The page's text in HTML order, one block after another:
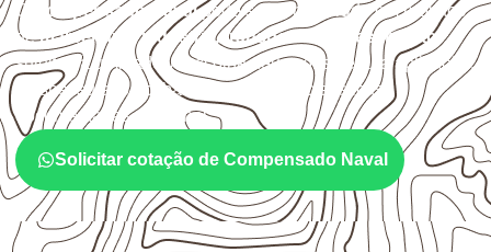
O Compensado Navalpode ser considerado em projetos
demarcenaria, indústria, transporte e revestimento
sujeitos à umidade. A escolha deve considerar a aplicação,
a espessura, o acabamento e as características
documentadas do painel.
Solicitar cotação de Compensado Naval